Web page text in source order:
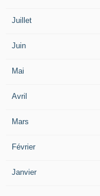
Juillet
Juin
Mai
Avril
Mars
Février
Janvier